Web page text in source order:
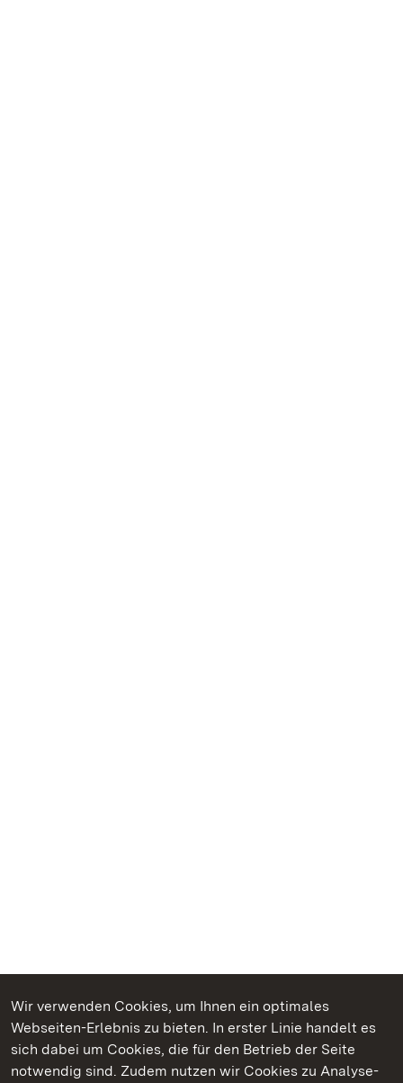
Wir verwenden Cookies, um Ihnen ein optimales
Webseiten-Erlebnis zu bieten. In erster Linie handelt es
sich dabei um Cookies, die für den Betrieb der Seite
notwendig sind. Zudem nutzen wir Cookies zu Analyse-
Kommen. Staunen. Genießen.